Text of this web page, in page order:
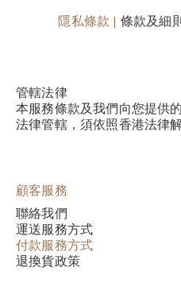
隱私條款 | 條款及細
管轄法律
本服務條款及我們向您提供
法律管轄，須依照香港法律解
顧客服務
聯絡我們
運送服務方式
付款服務方式
退換貨政策